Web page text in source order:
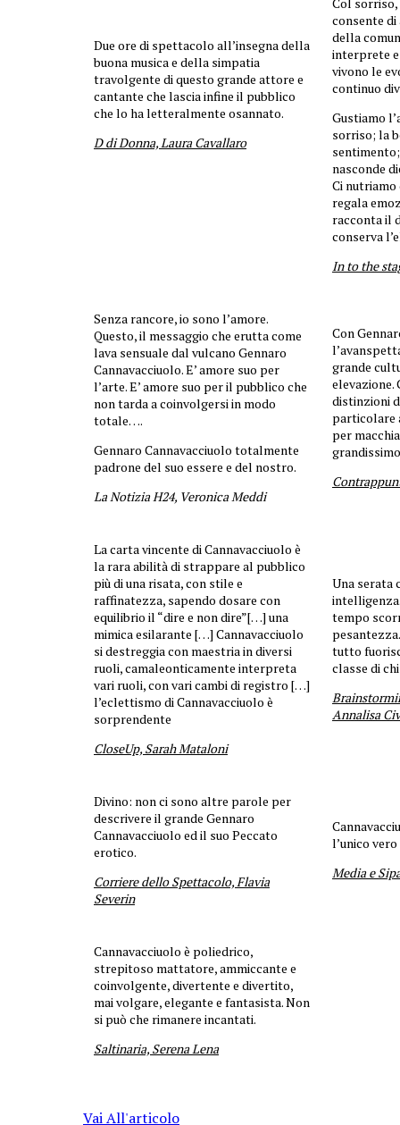
Due ore di spettacolo all’insegna della
buona musica e della simpatia
travolgente di questo grande attore e
cantante che lascia infine il pubblico
che lo ha letteralmente osannato.
D di Donna, Laura Cavallaro
consente
della
interprete e
vivono le
continuo
Gustiamo
sorriso; la
nasconde
Ci nutriamo
regala
racconta il
conserva
In to the
Senza rancore, io sono l’amore.
Questo, il messaggio che erutta come
lava sensuale dal vulcano Gennaro
Cannavacciuolo. E’ amore suo per
l’arte. E’ amore suo per il pubblico che
non tarda a coinvolgersi in modo
totale….
Gennaro Cannavacciuolo totalmente
padrone del suo essere e del nostro.
La Notizia H24, Veronica Meddi
Con
grande
elevazione.
distinzioni
particolare
per
La carta vincente di Cannavacciuolo è
la rara abilità di strappare al pubblico
più di una risata, con stile e
raffinatezza, sapendo dosare con
equilibrio il “dire e non dire”[…] una
mimica esilarante […] Cannavacciuolo
si destreggia con maestria in diversi
ruoli, camaleonticamente interpreta
vari ruoli, con vari cambi di registro […]
l’eclettismo di Cannavacciuolo è
sorprendente
CloseUp, Sarah Mataloni
Una serata
tempo
tutto
classe di
Annalisa
Divino: non ci sono altre parole per
descrivere il grande Gennaro
Cannavacciuolo ed il suo Peccato
erotico.
Corriere dello Spettacolo, Flavia
Severin
l’unico
Media e
Cannavacciuolo è poliedrico,
strepitoso mattatore, ammiccante e
coinvolgente, divertente e divertito,
mai volgare, elegante e fantasista. Non
si può che rimanere incantati.
Saltinaria, Serena Lena
Vai All'articolo